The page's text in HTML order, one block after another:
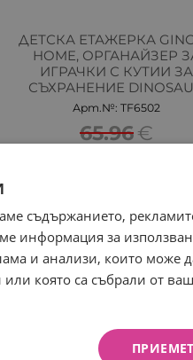
ДЕТСКА ЕТАЖЕРКА
HOME, ОРГАНАЙЗЕР
ИГРАЧКИ С КУТИИ ЗА
СЪХРАНЕНИЕ
Арт.№: TF6502
65.96€
ПРОМО -15%
съдържанието,
информация за
и анализи, които може
която са събрали от